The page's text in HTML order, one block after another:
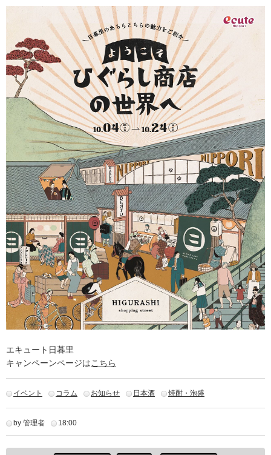
エキュート日暮里
キャンペーンページはこちら
イベント コラム お知らせ 日本酒 焼酎・泡盛
by 管理者 18:00